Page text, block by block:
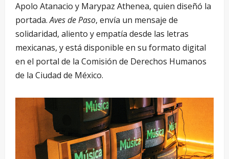
Apolo Atanacio y Marypaz Athenea, quien diseñó la
portada.Aves de Paso, envía un mensaje de
solidaridad, aliento y empatía desde las letras
mexicanas, y está disponible en su formato digital
en el portal de la Comisión de Derechos Humanos
de la Ciudad de México.